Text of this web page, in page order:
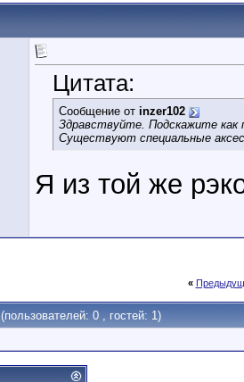
Цитата:
Сообщение от inzer102
Здравствуйте. Подскажите как
Существуют специальные
Я из той же
«
(пользователей: 0 , гостей: 1)